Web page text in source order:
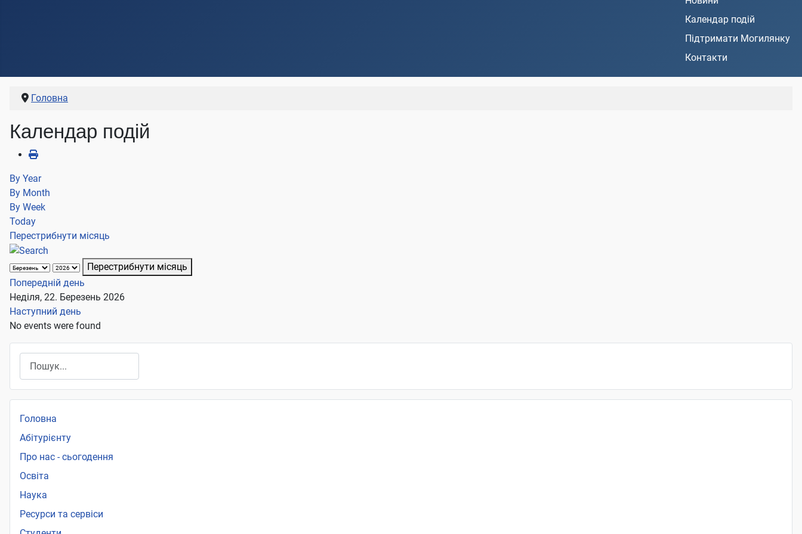
Календар подій
Підтримати Могилянку
Контакти
Головна
Календар подій
By Year
By Month
By Week
Today
Перестрибнути місяць
Перестрибнути місяць
Попередній день
Неділя, 22. Березень 2026
Наступний день
No events were found
Головна
Абітурієнту
Про нас - сьогодення
Освіта
Наука
Ресурси та сервіси